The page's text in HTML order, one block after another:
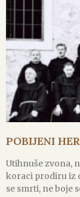
POBIJENI
Utihnuše zvona,
koraci prodiru iz
se smrti, ne boje